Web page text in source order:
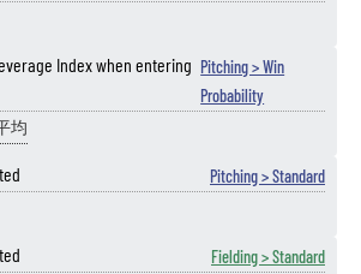
Index when entering Pitching > Win
Probability
均
Pitching > Standard
Fielding > Standard